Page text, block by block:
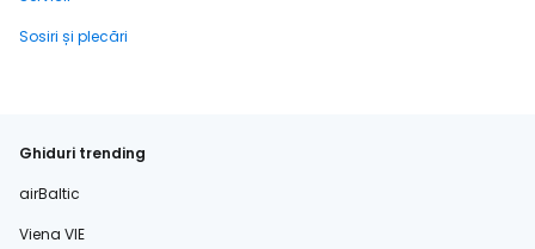
Sosiri și plecări
Ghiduri trending
airBaltic
Viena VIE